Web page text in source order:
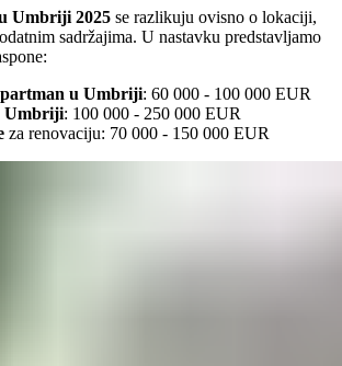
Umbriji 2025 se razlikuju ovisno o lokaciji,
sadržajima. U nastavku predstavljamo
u Umbriji: 60 000 - 100 000 EUR
Umbriji: 100 000 - 250 000 EUR
za renovaciju: 70 000 - 150 000 EUR